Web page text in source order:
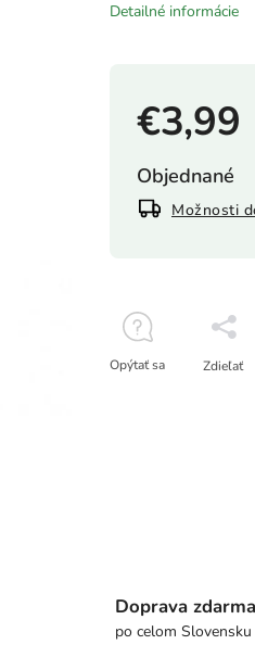
€3,99
Objednané
Možnosti
Detailné informácie
Opýtať sa Zdieľať
Doprava
po celom Slovensku